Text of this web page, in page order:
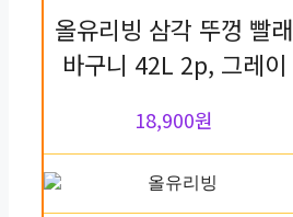
올유리빙 삼각 뚜껑 빨래
바구니 42L 2p, 그레이
18,900원